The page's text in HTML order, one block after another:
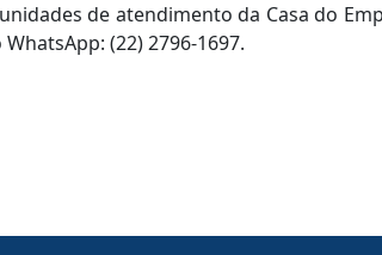
de atendimento da Casa do
(22) 2796-1697.